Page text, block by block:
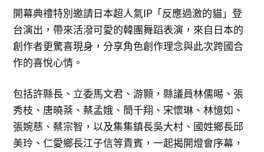
開幕典禮特別邀請日本超人氣IP「反應過激的貓」登
台演出，帶來活潑可愛的韓團舞蹈表演，來自日本的
創作者更驚喜現身，分享角色創作理念與此次跨國合
作的喜悅心情。
包括許縣長、立委馬文君、游顥，縣議員林儒晹、張
秀枝、唐曉棻、蔡孟娥、簡千翔、宋懷琳、林憶如、
張婉慈、蔡宗智，以及集集鎮長吳大村、國姓鄉長邱
美玲、仁愛鄉長江子信等貴賓，一起揭開燈會序幕，